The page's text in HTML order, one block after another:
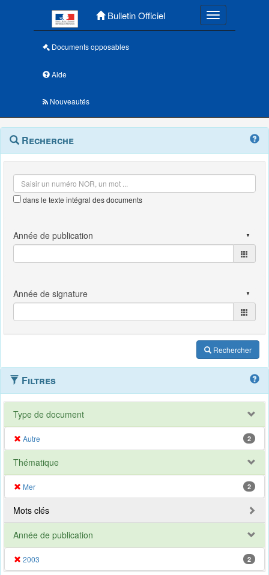
Bulletin Officiel Toggle
Documents opposables
Aide
Nouveautés
Navigation
outils
Menu
contextuel
Recherche
dans le texte intégral des documents
Rechercher
Filtres
Type de document
Autre 2
Thématique
Mer 2
Mots clés
Année de publication
2003 2